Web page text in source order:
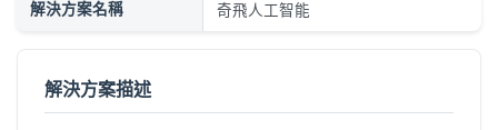
解決方案名稱 奇飛人工智能
解決方案描述